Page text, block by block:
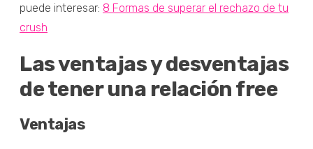
puede interesar: 8 Formas de superar el rechazo de tu
crush
Las ventajas y desventajas
de tener una relación free
Ventajas